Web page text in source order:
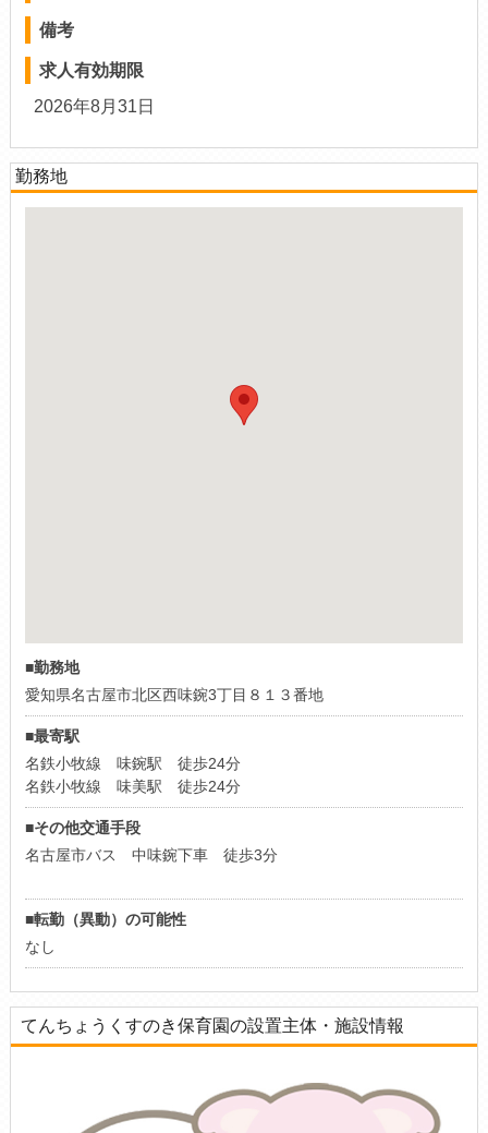
備考
求人有効期限
2026年8月31日
勤務地
■勤務地
愛知県名古屋市北区西味鋺3丁目８１３番地
■最寄駅
名鉄小牧線 味鋺駅 徒歩24分
名鉄小牧線 味美駅 徒歩24分
■その他交通手段
名古屋市バス 中味鋺下車 徒歩3分
■転勤（異動）の可能性
なし
てんちょうくすのき保育園の設置主体・施設情報